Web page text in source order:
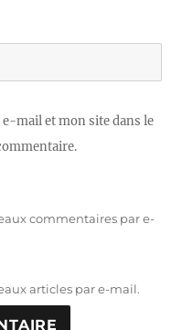
mail et mon site dans le
commentaires par e-
articles par e-mail.